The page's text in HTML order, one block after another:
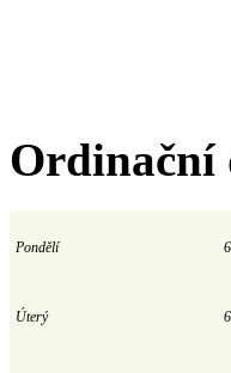
Ordinační
Pondělí
Úterý